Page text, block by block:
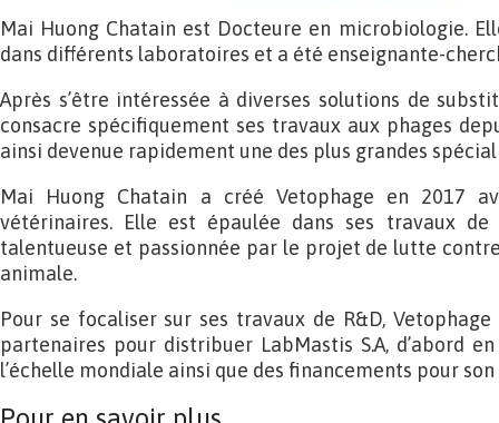
Mai Huong Chatain est Docteure en microbiologie.
dans différents laboratoires et a été enseignante-
Après s’être intéressée à diverses solutions de
consacre spécifiquement ses travaux aux phages
ainsi devenue rapidement une des plus grandes
Mai Huong Chatain a créé Vetophage en 2017
vétérinaires. Elle est épaulée dans ses travaux
talentueuse et passionnée par le projet de lutte
animale.
Pour se focaliser sur ses travaux de R&D,
partenaires pour distribuer LabMastis S.A, d’abord
l’échelle mondiale ainsi que des financements pour